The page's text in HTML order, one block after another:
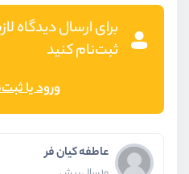
برای ارسال دیدگاه
ثبت‌نام کنید
ورود یا
عاطفه کیان فر